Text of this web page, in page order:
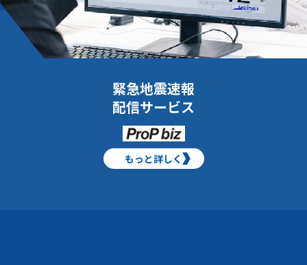
緊急地震速報
配信サービス
もっと詳しく